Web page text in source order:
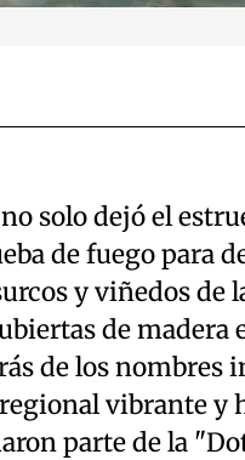
solo dejó el
de fuego para
y viñedos de
de madera
de los nombres
vibrante y
parte de la